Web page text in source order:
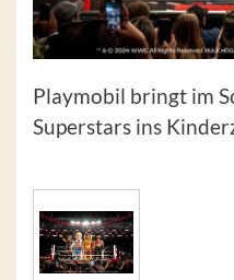
Playmobil bringt im
Superstars ins